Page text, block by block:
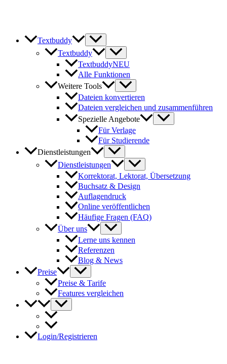
Textbuddy
Textbuddy
TextbuddyNEU
Alle Funktionen
Weitere Tools
Dateien konvertieren
Dateien vergleichen und zusammenführen
Spezielle Angebote
Für Verlage
Für Studierende
Dienstleistungen
Dienstleistungen
Korrektorat, Lektorat, Übersetzung
Buchsatz & Design
Auflagendruck
Online veröffentlichen
Häufige Fragen (FAQ)
Über uns
Lerne uns kennen
Referenzen
Blog & News
Preise
Preise & Tarife
Features vergleichen
Login/Registrieren